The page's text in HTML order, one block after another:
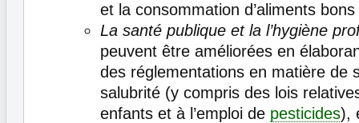
et la consommation d’aliments
La santé publique et la l’hygiène
peuvent être améliorées en
des réglementations en matière de
salubrité (y compris des lois
enfants et à l’emploi de pesticides),